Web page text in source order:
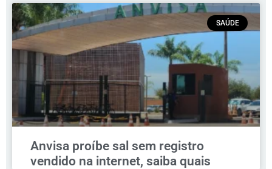
SAÚDE
Anvisa proíbe sal sem registro
vendido na internet, saiba quais